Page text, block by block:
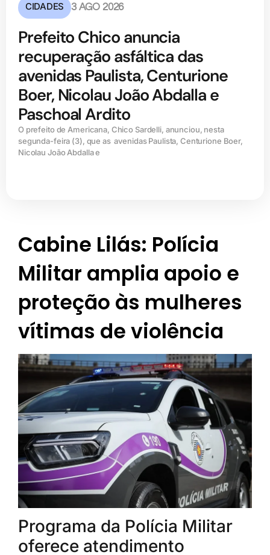
CIDADES 3 AGO 2026
Prefeito Chico anuncia
recuperação asfáltica das
avenidas Paulista, Centurione
Boer, Nicolau João Abdalla e
Paschoal Ardito
O prefeito de Americana, Chico Sardelli, anunciou, nesta
segunda-feira (3), que as avenidas Paulista, Centurione Boer,
Nicolau João Abdalla e
Cabine Lilás: Polícia
Militar amplia apoio e
proteção às mulheres
vítimas de violência
Programa da Polícia Militar
oferece atendimento